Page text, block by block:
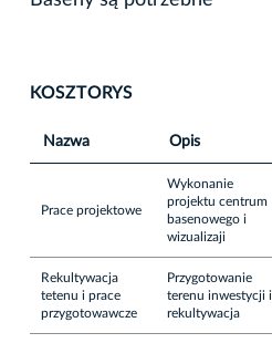
KOSZTORYS
Nazwa Opis
Prace projektowe
Wykonanie
projektu centrum
basenowego i
wizualizaji
Rekultywacja
tetenu i prace
przygotowawcze
Przygotowanie
terenu inwestycji i
rekultywacja